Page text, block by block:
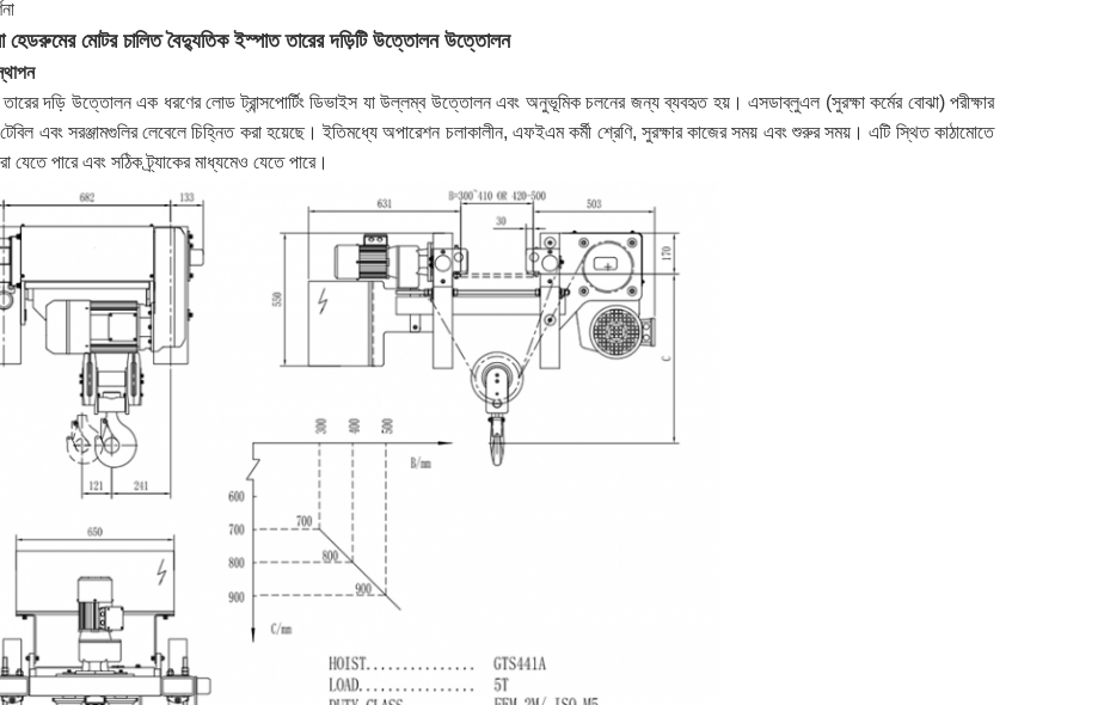
হেডরুমের মোটর চালিত বৈদ্যুতিক ইস্পাত তারের দড়িটি উত্তোলন উত্তোলন
তারের দড়ি উত্তোলন এক ধরণের লোড ট্রান্সপোর্টিং ডিভাইস যা উল্লম্ব উত্তোলন এবং অনুভূমিক চলনের জন্য ব্যবহৃত হয়। এসডাব্লুএল (সুরক্ষা কর্মের বোঝা) পরীক্ষার
টেবিল এবং সরঞ্জামগুলির লেবেলে চিহ্নিত করা হয়েছে। ইতিমধ্যে অপারেশন চলাকালীন, এফইএম কর্মী শ্রেণি, সুরক্ষার কাজের সময় এবং শুরুর সময়। এটি স্থিত কাঠামোতে
যেতে পারে এবং সঠিক ট্র্যাকের মাধ্যমেও যেতে পারে।